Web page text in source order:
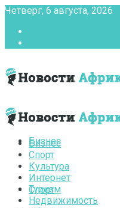
Четверг, 6 августа, 2026
Бизнес
Спорт
Бизнес
Спорт
Культура
Интернет
Туризм
Недвижимость